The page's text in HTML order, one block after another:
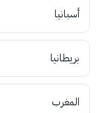
أسبانيا
بريطانيا
المغرب